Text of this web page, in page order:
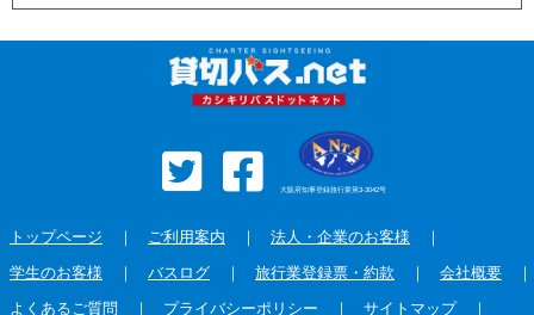
大阪府知事登録旅行業第3-3042号
トップページ ｜ ご利用案内 ｜ 法人・企業のお客様 ｜
学生のお客様 ｜ バスログ ｜ 旅行業登録票・約款 ｜ 会社概要 ｜
よくあるご質問 ｜ プライバシーポリシー ｜ サイトマップ｜